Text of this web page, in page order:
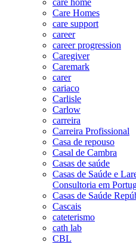
Care Homes
care support
career
career progression
Caregiver
Caremark
carer
cariaco
Carlisle
Carlow
carreira
Carreira Profissional
Casa de repouso
Casal de Cambra
Casas de saúde
Casas de Saúde e
Consultoria em
Casas de Saúde
Cascais
cateterismo
cath lab
CBL